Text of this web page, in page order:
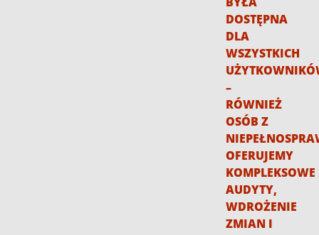
DOSTĘPNA
DLA
WSZYSTKICH
–
RÓWNIEŻ
OSÓB Z
OFERUJEMY
KOMPLEKSOWE
AUDYTY,
WDROŻENIE
ZMIAN I